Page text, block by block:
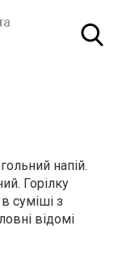
напій.
Горілку
суміші з
відомі